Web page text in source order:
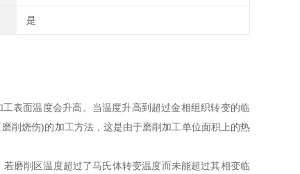
是
工表面温度会升高。当温度升高到超过金相组织转变的临
削烧伤)的加工方法，这是由于磨削加工单位面积上的热
磨削区温度超过了马氏体转变温度而未能超过其相变临